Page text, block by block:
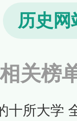
历史网
相关榜
十所大学